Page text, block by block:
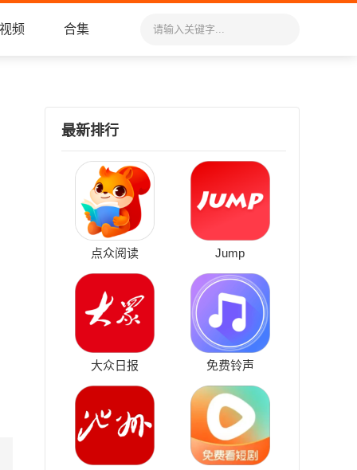
视频 合集
最新排行
点众阅读 Jump
大众日报 免费铃声